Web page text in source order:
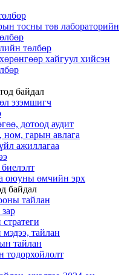
тосны төв лабораторийн
төлбөр
хайгуул хийсэн
байдал
эзэмшигч
дотоод аудит
ном, гарын авлага
ажиллагаа
оюуны өмчийн эрх
байдал
тайлан
тайлан
тайлан
тодорхойлолт